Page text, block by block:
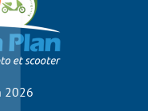
de notre site
cliquez sur le lien
2026